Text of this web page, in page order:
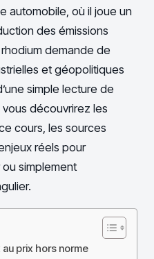
automobile, où il joue un
des émissions
demande de
et géopolitiques
simple lecture de
découvrirez les
cours, les sources
réels pour
simplement
au prix hors norme